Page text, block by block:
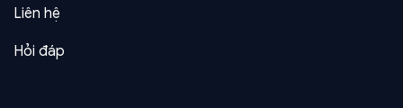
Liên hệ
Hỏi đáp